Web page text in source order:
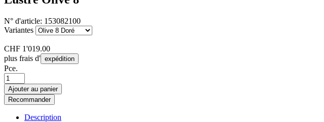
N° d'article: 153082100
Variantes
CHF 1'019.00
plus frais d' expédition
Pce.
Ajouter au panier
Recommander
Description